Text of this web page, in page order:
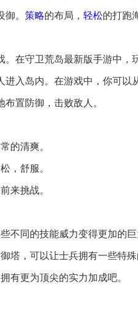
。 策略的布局， 轻松的打跑
在守卫荒岛最新版手游中，
入岛内。在游戏中，你可以
置防御，击败敌人。
的清爽。
，舒服。
来挑战。
不同的技能威力变得更加的巨
塔，可以让士兵拥有一些特殊
有更为顶尖的实力加成吧。